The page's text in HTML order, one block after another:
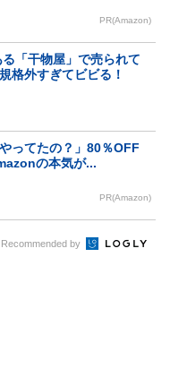
PR(Amazon)
る「干物屋」で売られて
格外すぎてビビる！
ってたの？」80％OFF
の本気が...
PR(Amazon)
Recommended by